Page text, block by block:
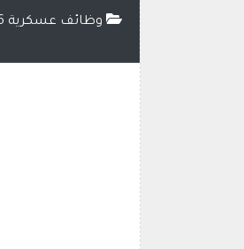
وظائف عسكرية 1446